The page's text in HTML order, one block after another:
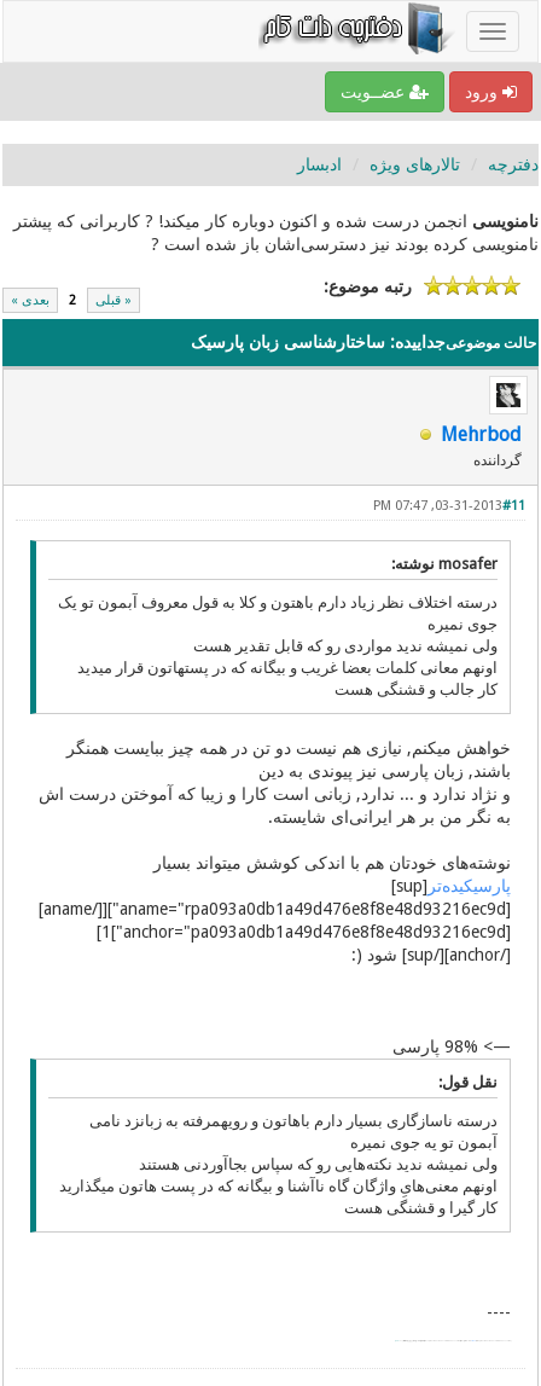
ورود عضــویت
دفترچه تالارهای ویژه ادبسار
نامنویسی انجمن درست شده و اکنون دوباره کار میکند! ? کاربرانی که پیشتر
نامنویسی کرده بودند نیز دسترسی‌اشان باز شده است ?
« قبلی 2 بعدی »
رتبه موضوع:
حالت موضوعیجداییده: ساختارشناسی زبان پارسیک
Mehrbod
گرداننده
#11
03-31-2013, 07:47 PM
mosafer نوشته:
درسته اختلاف نظر زیاد دارم باهتون و کلا به قول معروف آبمون تو یک
جوی نمیره
ولی نمیشه ندید مواردی رو که قابل تقدیر هست
اونهم معانی کلمات بعضا غریب و بیگانه که در پستهاتون قرار میدید
کار جالب و قشنگی هست
خواهش میکنم, نیازی هم نیست دو تن در همه چیز ببایست همنگر
باشند, زبان پارسی نیز پیوندی به دین
و نژاد ندارد و ... ندارد, زبانی است کارا و زیبا که آموختن درست اش
به نگر من بر هر ایرانی‌ای شایسته.
نوشته‌‌های خودتان هم با اندکی کوشش میتواند بسیار
پارسیکیده‌تر
[sup]
[aname="rpa093a0db1a49d476e8f8e48d93216ec9d"][[/aname]
[anchor="pa093a0db1a49d476e8f8e48d93216ec9d"]1]
[/anchor][/sup] شود (:
—> 98% پارسی
نقل قول:
درسته ناسازگاری بسیار دارم باهاتون و رویهمرفته به زبانزد نامی
آبمون تو یه جوی نمیره
ولی نمیشه ندید نکته‌هایی رو که سپاس بجاآوردنی هستند
اونهم معنی‌هایِ واژگان گاه ناآشنا و بیگانه که در پست هاتون میگذارید
کار گیرا و قشنگی هست
----